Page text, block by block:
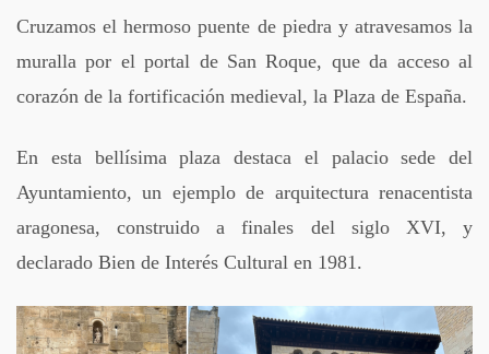
Cruzamos el hermoso puente de piedra y atravesamos la
muralla por el portal de San Roque, que da acceso al
corazón de la fortificación medieval, la Plaza de España.
En esta bellísima plaza destaca el palacio sede del
Ayuntamiento, un ejemplo de arquitectura renacentista
aragonesa, construido a finales del siglo XVI, y
declarado Bien de Interés Cultural en 1981.